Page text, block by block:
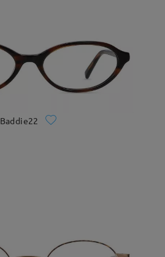
Baddie22